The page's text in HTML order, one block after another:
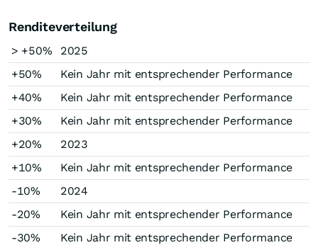
Renditeverteilung
> +50%
2025
+50%
Kein Jahr mit entsprechender Performance
+40%
Kein Jahr mit entsprechender Performance
+30%
Kein Jahr mit entsprechender Performance
+20%
2023
+10%
Kein Jahr mit entsprechender Performance
-10%
2024
-20%
Kein Jahr mit entsprechender Performance
-30%
Kein Jahr mit entsprechender Performance